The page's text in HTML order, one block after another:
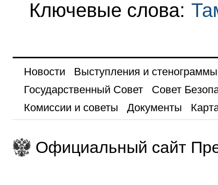
Ключевые слова:
Новости
Выступления и стенограммы
Государственный Совет
Совет
Комиссии и советы
Документы
Официальный сайт